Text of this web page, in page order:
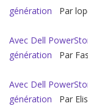
génération
Par
Avec Dell
génération
Par
Avec Dell
génération
Par